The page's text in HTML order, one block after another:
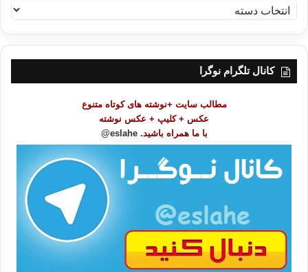
ه
ر
کانال تلگرام نوگرا
مطالب سایت +نوشته های کوتاه متنوع
عکس + کلیپ + عکس نوشته
با ما همراه باشید. eslahe@